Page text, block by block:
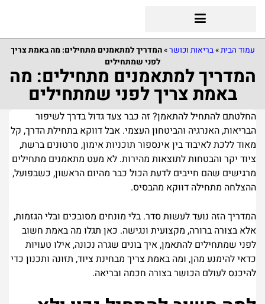
עמוד הבית»בריאות וכושר»המדריך למתאמנים מתחילים: מה באמת צריך
לפני שמתחילים
המדריך למתאמנים מתחילים: מה
באמת צריך לפני שמתחילים
החלטתם להתחיל להתאמן? זה כבר צעד גדול בדרך לשיפור
הבריאות, האנרגיה והביטחון העצמי. אבל דווקא בתחילת הדרך, קל
מאוד ללכת לאיבוד בין אינספור תוכניות אימון, סרטונים ברשת,
ציוד יקר והבטחות לתוצאות מהירות. לא מעט מתאמנים מתחילים
מרגישים שהם חייבים לדעת הכול כבר מהיום הראשון, כשבפועל,
ההצלחה מתחילה דווקא מהבסיס.
המדריך הזה נועד לעשות סדר. בלי מונחים מסובכים ובלי הגזמות,
אלא בצורה ברורה, מקצועית ונגישה. כאן תגלו מה באמת חשוב
לפני שמתחילים להתאמן, איך בונים שגרה נכונה, אילו טעויות
כדאי להימנע מהן, ומה באמת צריך מבחינת ציוד, תזונה ותכנון כדי
להיכנס לעולם הכושר בצורה חכמה ובריאה.